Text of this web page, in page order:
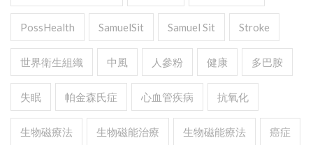
PossHealth SamuelSit Samuel Sit Stroke
世界衛生組織 中風 人參粉 健康 多巴胺
失眠 帕金森氏症 心血管疾病 抗氧化
生物磁療法 生物磁能治療 生物磁能療法 癌症